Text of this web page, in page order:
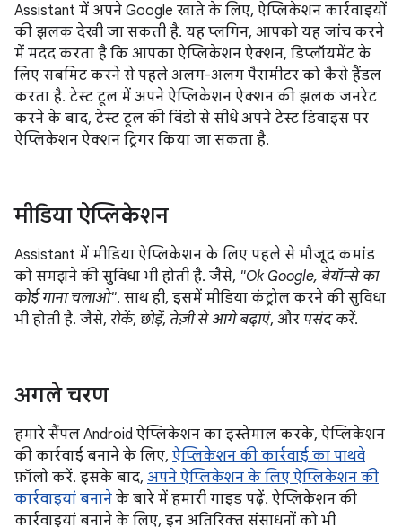
Assistant में अपने Google खाते के लिए, ऐप्लिकेशन कार्रवाइयों
की झलक देखी जा सकती है. यह प्लगिन, आपको यह जांच करने
में मदद करता है कि आपका ऐप्लिकेशन ऐक्शन, डिप्लॉयमेंट के
लिए सबमिट करने से पहले अलग-अलग पैरामीटर को कैसे हैंडल
करता है. टेस्ट टूल में अपने ऐप्लिकेशन ऐक्शन की झलक जनरेट
करने के बाद, टेस्ट टूल की विंडो से सीधे अपने टेस्ट डिवाइस पर
ऐप्लिकेशन ऐक्शन ट्रिगर किया जा सकता है.
मीडिया ऐप्लिकेशन
Assistant में मीडिया ऐप्लिकेशन के लिए पहले से मौजूद कमांड
को समझने की सुविधा भी होती है. जैसे, "Ok Google, बेयॉन्से का
कोई गाना चलाओ". साथ ही, इसमें मीडिया कंट्रोल करने की सुविधा
भी होती है. जैसे, रोकें, छोड़ें, तेज़ी से आगे बढ़ाएं, और पसंद करें.
अगले चरण
हमारे सैंपल Android ऐप्लिकेशन का इस्तेमाल करके, ऐप्लिकेशन
की कार्रवाई बनाने के लिए, ऐप्लिकेशन की कार्रवाई का पाथवे
फ़ॉलो करें. इसके बाद, अपने ऐप्लिकेशन के लिए ऐप्लिकेशन की
कार्रवाइयां बनाने के बारे में हमारी गाइड पढ़ें. ऐप्लिकेशन की
कार्रवाइयां बनाने के लिए, इन अतिरिक्त संसाधनों को भी